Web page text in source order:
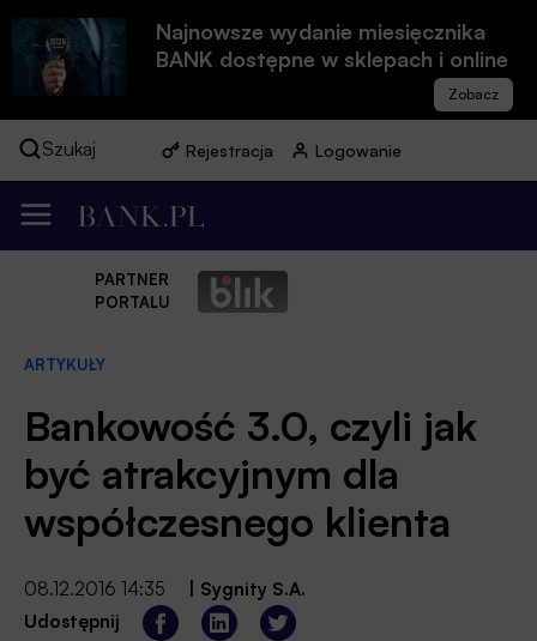
Najnowsze wydanie miesięcznika
BANK dostępne w sklepach i online
Szukaj Rejestracja Logowanie
PARTNER
PORTALU
ARTYKUŁY
Bankowość 3.0, czyli jak
być atrakcyjnym dla
współczesnego klienta
08.12.2016 14:35
Sygnity S.A.
Udostępnij